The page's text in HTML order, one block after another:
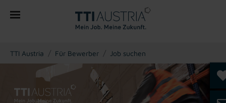
You are here:
TTI Austria Für Bewerber Job suchen